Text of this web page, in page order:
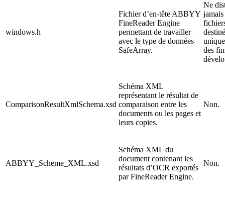
windows.h
Fichier d’en-tête ABBYY
FineReader Engine
permettant de travailler
avec le type de données
SafeArray.
Ne
jamais
des
ComparisonResultXmlSchema.xsd
Schéma XML
représentant le résultat de
comparaison entre les
documents ou les pages et
leurs copies.
Non.
ABBYY_Scheme_XML.xsd
Schéma XML du
document contenant les
résultats d’OCR exportés
par FineReader Engine.
Non.